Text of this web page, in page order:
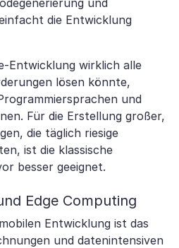
und
die Entwicklung
Entwicklung wirklich alle
lösen könnte,
und
Für die Erstellung großer,
die täglich riesige
ist die klassische
besser geeignet.
Edge Computing
Entwicklung ist das
und datenintensiven